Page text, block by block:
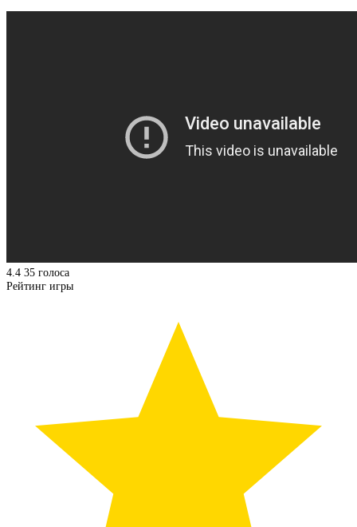
4.4 35 голоса
Рейтинг игры